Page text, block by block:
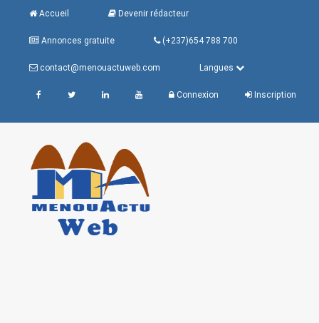
Accueil Devenir rédacteur
Annonces gratuite (+237)654 788 700
contact@menouactuweb.com Langues
Connexion Inscription